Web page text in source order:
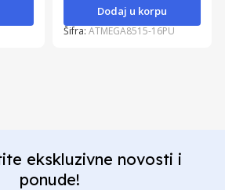
Dodaj u korpu
Šifra:ATMEGA8515-16PU
ekskluzivne novosti i
ponude!